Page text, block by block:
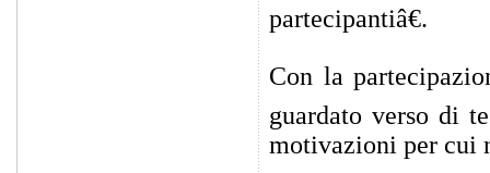
partecipantiâ€.
Con la
guardato verso di
motivazioni per cui